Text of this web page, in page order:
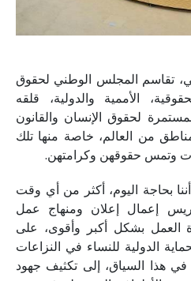
تقاسم المجلس الوطني لحقوق
الأممية والدولية، قلقه
لحقوق الإنسان والقانون
من العالم، خاصة منها تلك
وتمس حقوقهن وكرامتهن.
بحاجة اليوم، أكثر من أي وقت
إعمال إعلان ومنهاج عمل
العمل بشكل أكبر وأقوى، على
الدولية للنساء في النزاعات
هذا السياق، إلى تكثيف جهود